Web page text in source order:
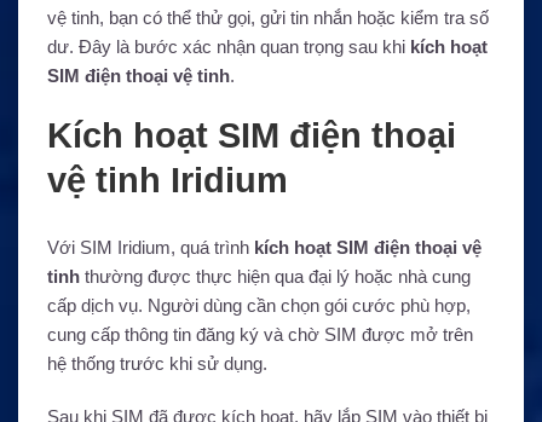
vệ tinh, bạn có thể thử gọi, gửi tin nhắn hoặc kiểm tra số
dư. Đây là bước xác nhận quan trọng sau khi kích hoạt
SIM điện thoại vệ tinh.
Kích hoạt SIM điện thoại
vệ tinh Iridium
Với SIM Iridium, quá trình kích hoạt SIM điện thoại vệ
tinh thường được thực hiện qua đại lý hoặc nhà cung
cấp dịch vụ. Người dùng cần chọn gói cước phù hợp,
cung cấp thông tin đăng ký và chờ SIM được mở trên
hệ thống trước khi sử dụng.
Sau khi SIM đã được kích hoạt, hãy lắp SIM vào thiết bị